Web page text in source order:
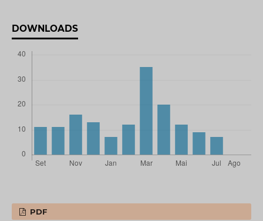
DOWNLOADS
PDF